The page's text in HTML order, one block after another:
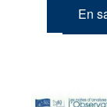
En